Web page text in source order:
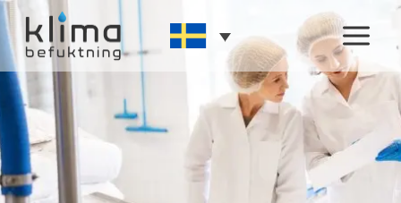
Skip
to
content